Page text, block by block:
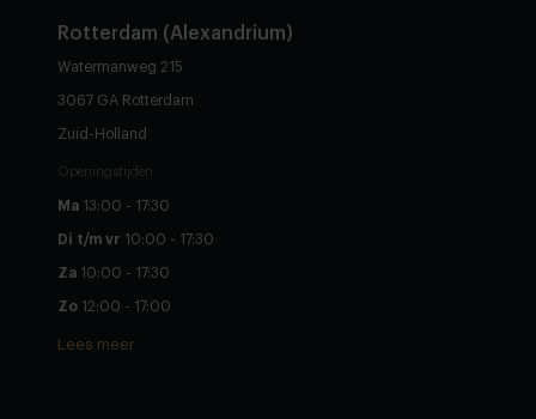
Rotterdam (Alexandrium)
Watermanweg 215
3067 GA Rotterdam
Zuid-Holland
Openingstijden
Ma 13:00 - 17:30
Di t/m vr 10:00 - 17:30
Za 10:00 - 17:30
Zo 12:00 - 17:00
Lees meer